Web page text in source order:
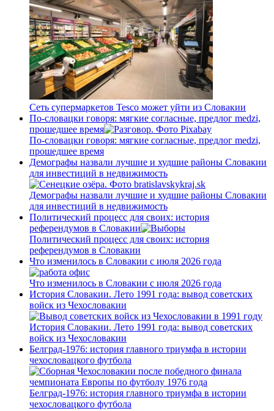
Сеть супермаркетов Tesco может уйти из Словакии
По-словацки говоря: мягкие согласные, предлог medzi,
прошедшее время
По-словацки говоря: мягкие согласные, предлог medzi,
прошедшее время
Демографы назвали лучшие и худшие районы Словакии
для инвестиций в недвижимость
Демографы назвали лучшие и худшие районы Словакии
для инвестиций в недвижимость
Политический процесс для своих: история
референдумов в Словакии
Политический процесс для своих: история
референдумов в Словакии
Что изменилось в Словакии с июля 2026 года
Что изменилось в Словакии с июля 2026 года
История Словакии. Лето 1991 года: вывод советских
войск из Чехословакии
История Словакии. Лето 1991 года: вывод советских
войск из Чехословакии
Белград-1976: история главного триумфа в истории
чехословацкого футбола
Белград-1976: история главного триумфа в истории
чехословацкого футбола